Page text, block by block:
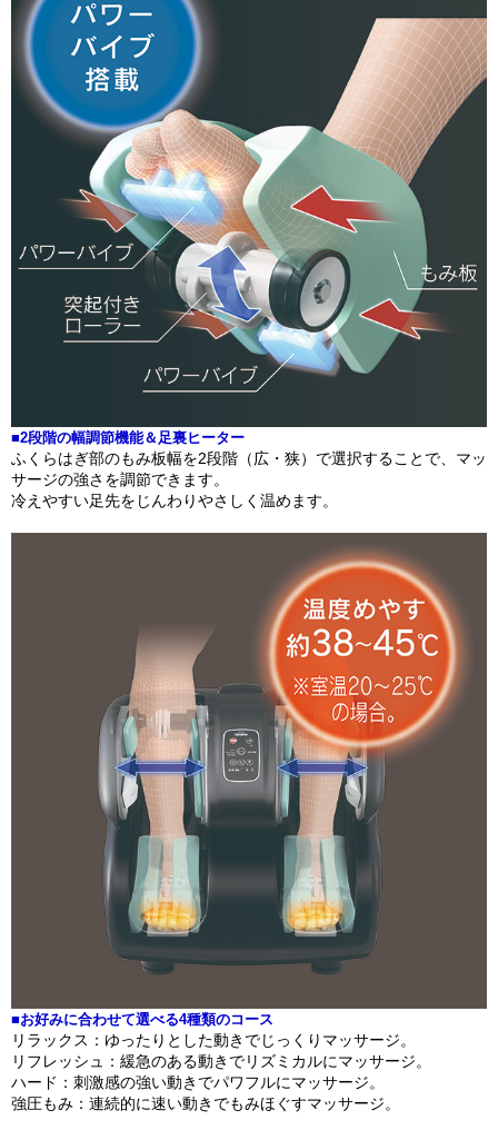
■2段階の幅調節機能＆足裏ヒーター
ふくらはぎ部のもみ板幅を2段階（広・狭）で選択することで、マッ
サージの強さを調節できます。
冷えやすい足先をじんわりやさしく温めます。
■お好みに合わせて選べる4種類のコース
リラックス：ゆったりとした動きでじっくりマッサージ。
リフレッシュ：緩急のある動きでリズミカルにマッサージ。
ハード：刺激感の強い動きでパワフルにマッサージ。
強圧もみ：連続的に速い動きでもみほぐすマッサージ。